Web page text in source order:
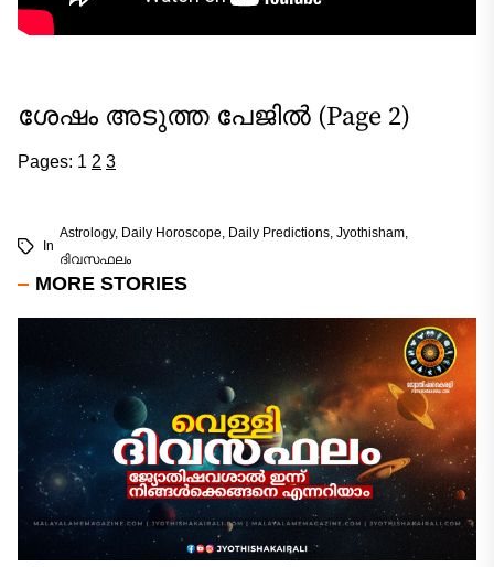
ശേഷം അടുത്ത പേജിൽ (Page 2)
Pages: 1 2 3
In
Astrology, Daily Horoscope, Daily Predictions, Jyothisham,
ദിവസഫലം
MORE STORIES